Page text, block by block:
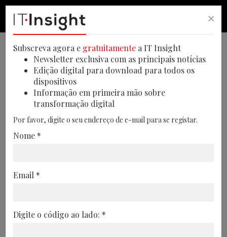
Reconhecimento facial pode
ser utilizado na verificação de
idade online
implementar para restrição de acesso a
reconhecimento facial apresenta-se como
possível solução, se usado em
×
Subscreva agora e gratuitamente a IT Insight
Newsletter exclusiva com as principais notícias
Edição digital para download para todos os
dispositivos
Informação em primeira mão sobre
transformação digital
Por favor, digite o seu endereço de e-mail para se registar.
Nome *
Email *
Digite o código ao lado: *